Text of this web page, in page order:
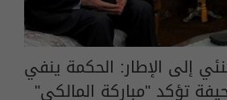
إلى الإطار: الحكمة ينفي
تؤكد "مباركة المالكي"